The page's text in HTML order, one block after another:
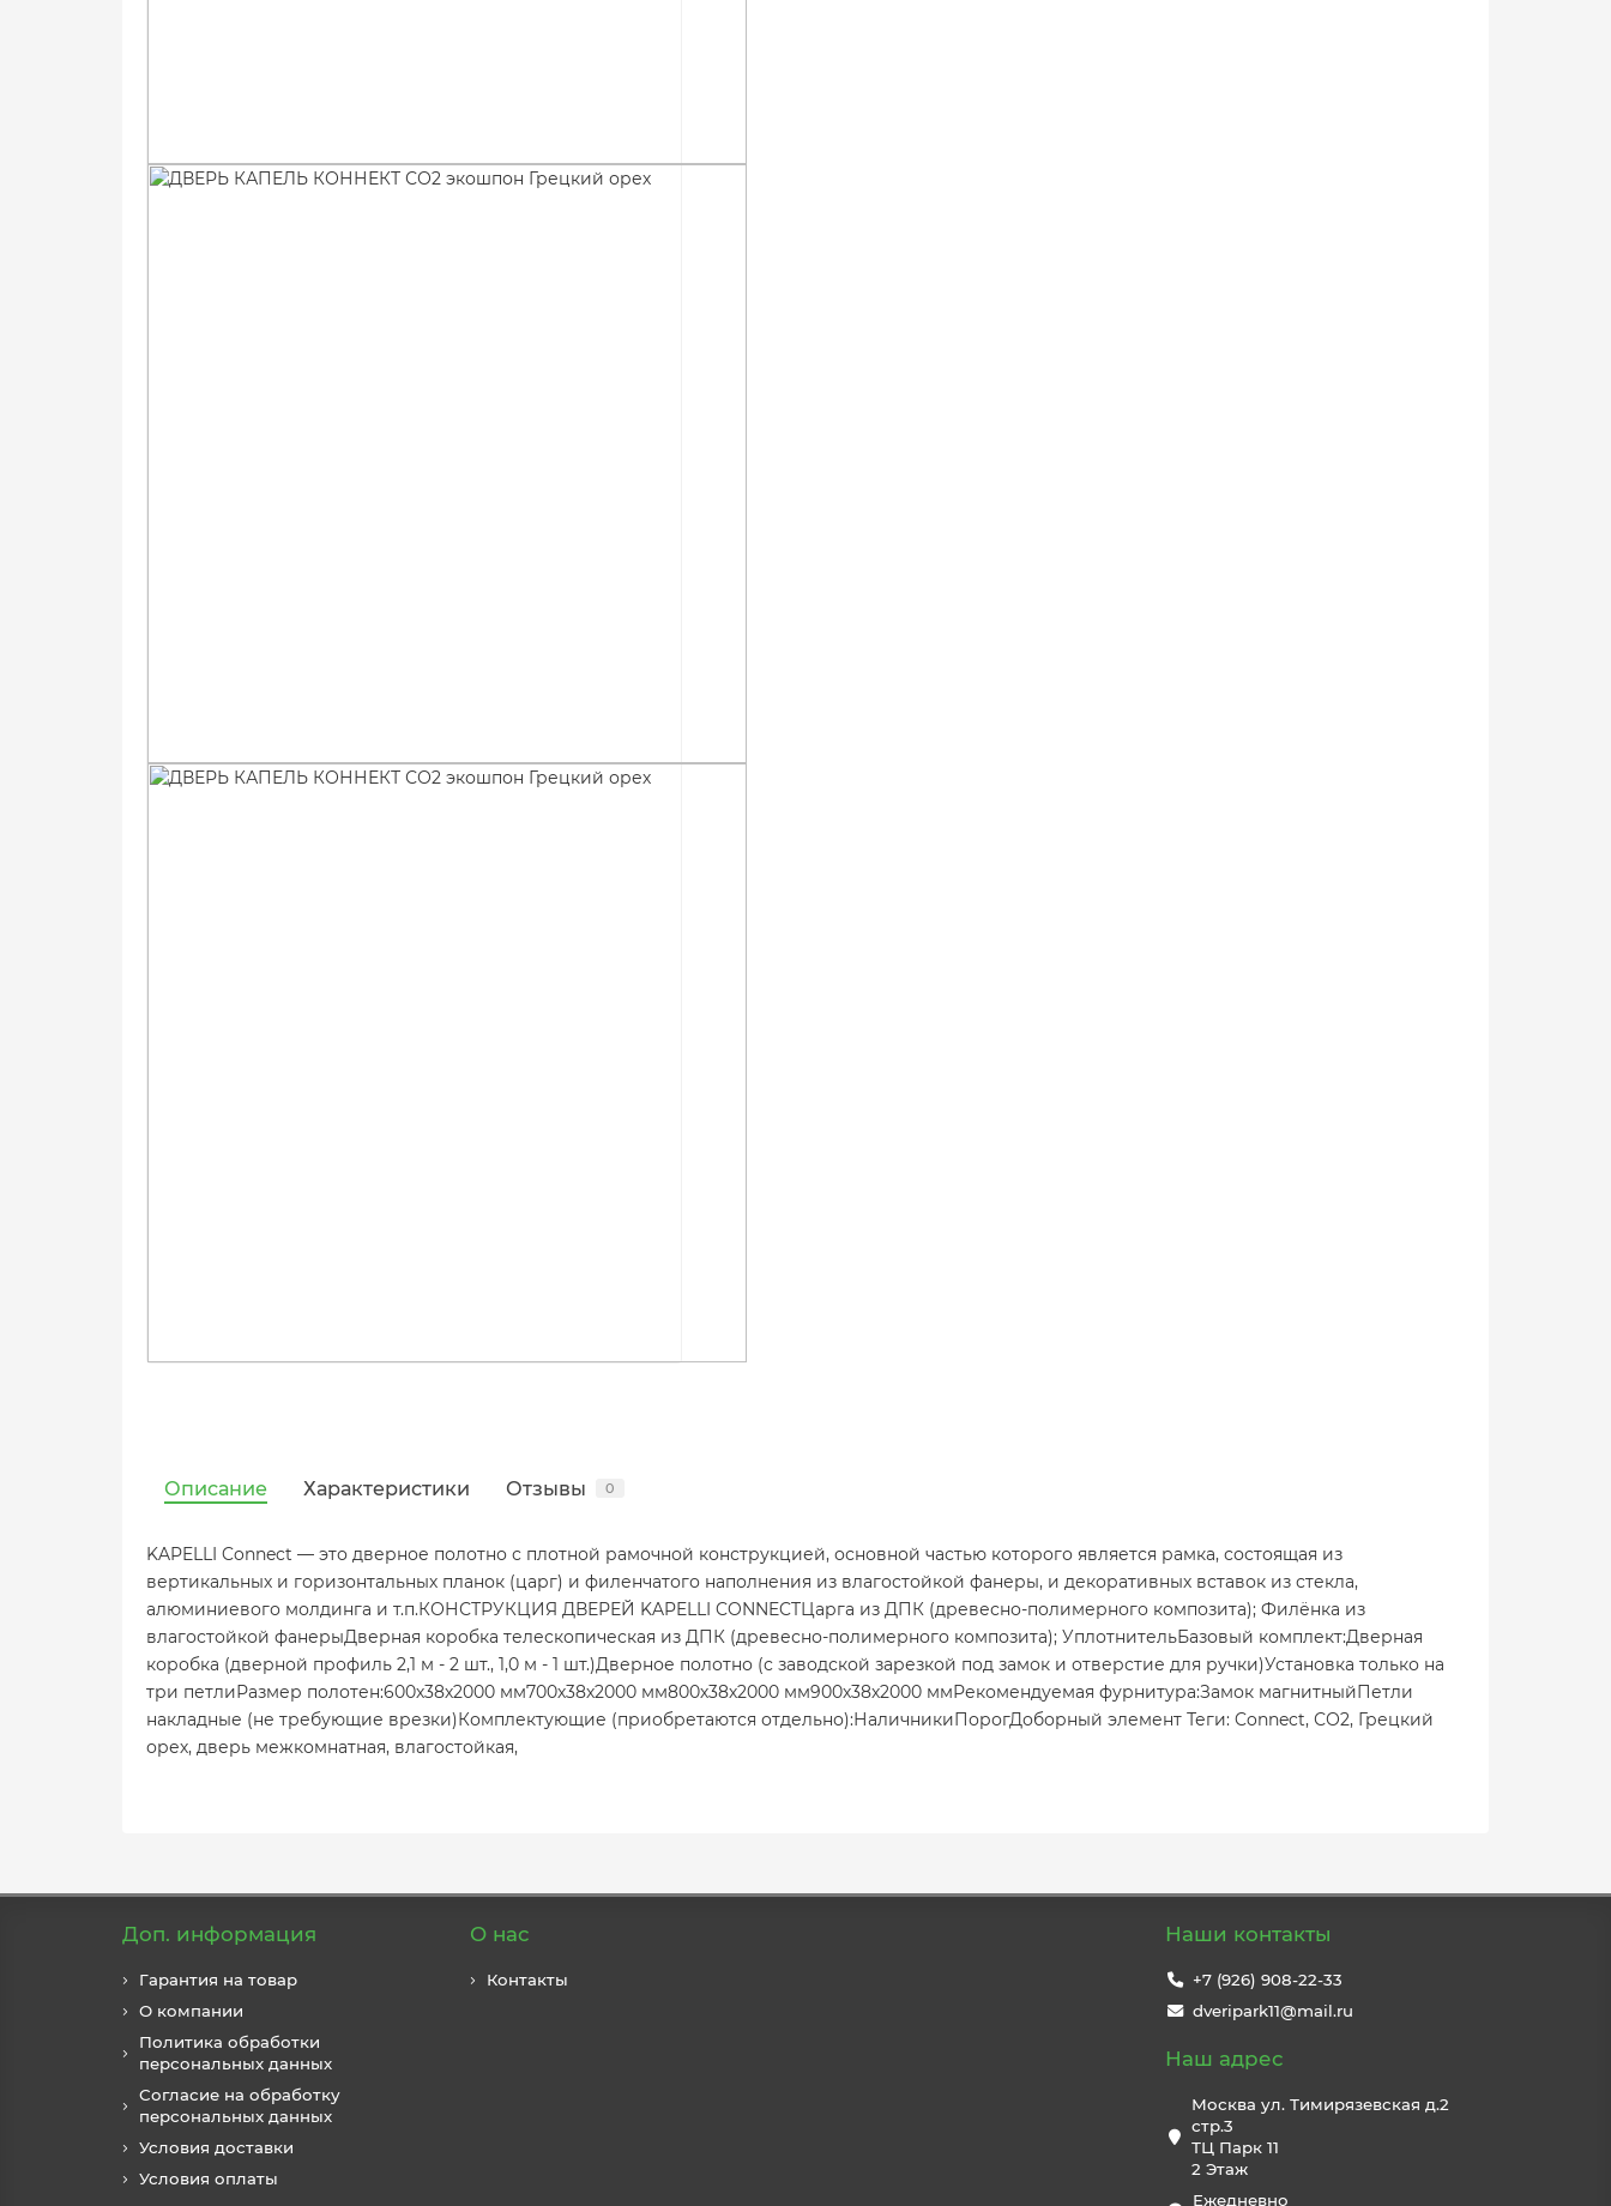
Описание Характеристики Отзывы 0
KAPELLI Connect — это дверное полотно с плотной рамочной конструкцией, основной частью которого является рамка, состоящая из
вертикальных и горизонтальных планок (царг) и филенчатого наполнения из влагостойкой фанеры, и декоративных вставок из стекла,
алюминиевого молдинга и т.п.КОНСТРУКЦИЯ ДВЕРЕЙ KAPELLI CONNECTЦарга из ДПК (древесно-полимерного композита); Филёнка из
влагостойкой фанерыДверная коробка телескопическая из ДПК (древесно-полимерного композита); УплотнительБазовый комплект:Дверная
коробка (дверной профиль 2,1 м - 2 шт., 1,0 м - 1 шт.)Дверное полотно (с заводской зарезкой под замок и отверстие для ручки)Установка только на
три петлиРазмер полотен:600х38х2000 мм700х38х2000 мм800х38х2000 мм900х38х2000 ммРекомендуемая фурнитура:Замок магнитныйПетли
накладные (не требующие врезки)Комплектующие (приобретаются отдельно):НаличникиПорогДоборный элемент Теги: Connect, СО2, Грецкий
орех, дверь межкомнатная, влагостойкая,
Доп. информация
Гарантия на товар
О компании
Политика обработки
персональных данных
Согласие на обработку
персональных данных
Условия доставки
Условия оплаты
О нас
Контакты
Наши контакты
+7 (926) 908-22-33
dveripark11@mail.ru
Наш адрес
Москва ул. Тимирязевская д.2
стр.3
ТЦ Парк 11
2 Этаж
Ежедневно